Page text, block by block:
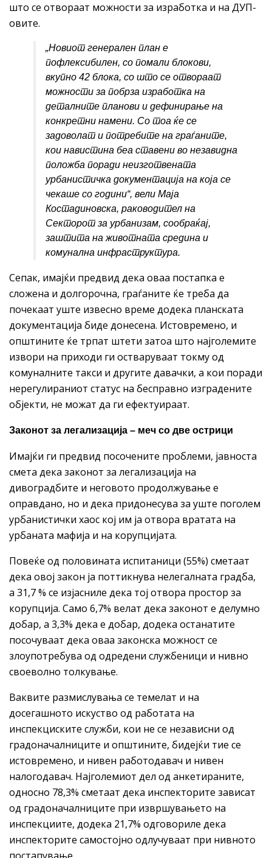
што се отвораат можности за изработка и на ДУП-
овите.
„Новиот генерален план е
пофлексибилен, со помали блокови,
вкупно 42 блока, со што се отвораат
можности за побрза изработка на
деталните планови и дефинирање на
конкретни намени. Со тоа ќе се
задоволат и потребите на граѓаните,
кои навистина беа ставени во незавидна
положба поради неизготвената
урбанистичка документација на која се
чекаше со години“, вели Маја
Костадиновска, раководител на
Секторот за урбанизам, сообраќај,
заштита на животната средина и
комунална инфраструктура.
Сепак, имајќи предвид дека оваа постапка е
сложена и долгорочна, граѓаните ќе треба да
почекаат уште извесно време додека планската
документација биде донесена. Истовремено, и
општините ќе трпат штети затоа што најголемите
извори на приходи ги остваруваат токму од
комуналните такси и другите давачки, а кои поради
нерегулираниот статус на бесправно изградените
објекти, не можат да ги ефектуираат.
Законот за легализација – меч со две острици
Имајќи ги предвид посочените проблеми, јавноста
смета дека законот за легализација на
дивоградбите и неговото продолжување е
оправдано, но и дека придонесува за уште поголем
урбанистички хаос кој им ја отвора вратата на
урбаната мафија и на корупцијата.
Повеќе од половината испитаници (55%) сметаат
дека овој закон ја поттикнува нелегалната градба,
а 31,7 % се изјасниле дека тој отвора простор за
корупција. Само 6,7% велат дека законот е делумно
добар, а 3,3% дека е добар, додека останатите
посочуваат дека оваа законска можност се
злоупотребува од одредени службеници и нивно
своеволно толкување.
Ваквите размислувања се темелат и на
досегашното искуство од работата на
инспекциските служби, кои не се независни од
градоначалниците и општините, бидејќи тие се
истовремено, и нивен работодавач и нивен
налогодавач. Најголемиот дел од анкетираните,
односно 78,3% сметаат дека инспекторите зависат
од градоначалниците при извршувањето на
инспекциите, додека 21,7% одговориле дека
инспекторите самостојно одлучуваат при нивното